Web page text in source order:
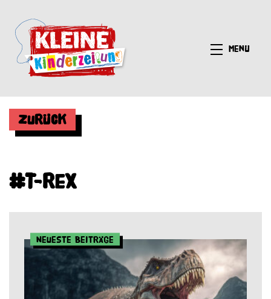
Menü
Zurück
#T-Rex
Neueste Beiträge